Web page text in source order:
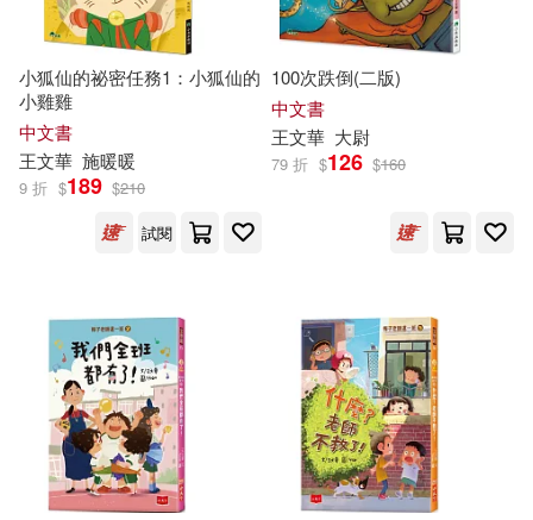
王玖興(1)
王田，王文華，徐暘(1)
王維(1)
王蒙(1)
王銘銘(1)
盤才方等(1)
小狐仙的祕密任務1：小狐仙的
小雞雞
中文書
王文華 施暖暖
9 折 $189 $210
試閱
100次跌倒(二版)
中文書
王文華 大尉
79 折 $126 $160